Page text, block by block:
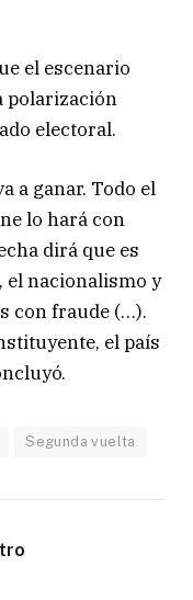
el escenario
polarización
electoral.
a ganar. Todo el
lo hará con
dirá que es
el nacionalismo y
con fraude (…).
el país
Segunda vuelta